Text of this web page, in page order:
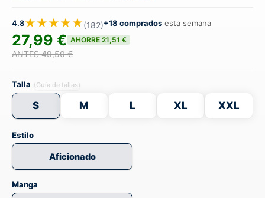
4.8★★★★★(182)+18 comprados esta semana
27,99 € AHORRE 21,51 €
ANTES 49,50 €
Talla (Guía de tallas)
S M L XL XXL
Estilo
Aficionado
Manga